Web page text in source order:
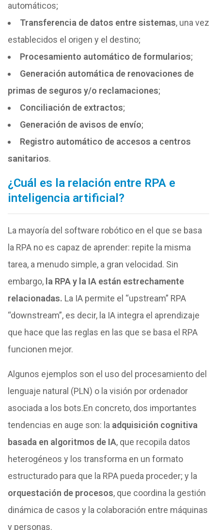
automáticos;
Transferencia de datos entre sistemas, una vez
establecidos el origen y el destino;
Procesamiento automático de formularios;
Generación automática de renovaciones de
primas de seguros y/o reclamaciones;
Conciliación de extractos;
Generación de avisos de envío;
Registro automático de accesos a centros
sanitarios.
¿Cuál es la relación entre RPA e
inteligencia artificial?
La mayoría del software robótico en el que se basa
la RPA no es capaz de aprender: repite la misma
tarea, a menudo simple, a gran velocidad. Sin
embargo,la RPA y la IA están estrechamente
relacionadas. La IA permite el “upstream” RPA
“downstream”, es decir, la IA integra el aprendizaje
que hace que las reglas en las que se basa el RPA
funcionen mejor.
Algunos ejemplos son el uso del procesamiento del
lenguaje natural (PLN) o la visión por ordenador
asociada a los bots.En concreto, dos importantes
tendencias en auge son: la adquisición cognitiva
basada en algoritmos de IA, que recopila datos
heterogéneos y los transforma en un formato
estructurado para que la RPA pueda proceder; y la
orquestación de procesos, que coordina la gestión
dinámica de casos y la colaboración entre máquinas
y personas.